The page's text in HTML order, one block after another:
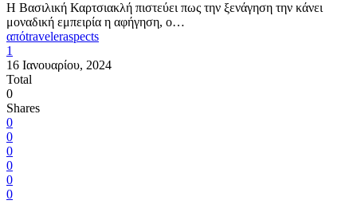
Η Βασιλική Καρτσιακλή πιστεύει πως την ξενάγηση την κάνει
μοναδική εμπειρία η αφήγηση, ο…
απόtraveleraspects
1
16 Ιανουαρίου, 2024
Total
0
Shares
0
0
0
0
0
0